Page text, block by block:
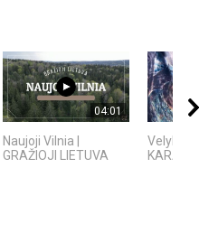
04:01
Naujoji Vilnia |
GRAŽIOJI LIETUVA
Velykų
KARALIŲ